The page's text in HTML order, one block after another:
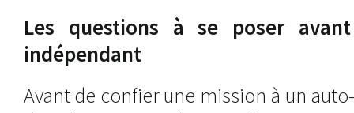
Les questions à se poser
indépendant
Avant de confier une mission à un